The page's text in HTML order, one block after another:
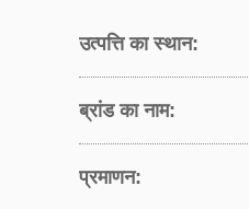
उत्पत्ति का स्थान:
ब्रांड का नाम:
प्रमाणन: